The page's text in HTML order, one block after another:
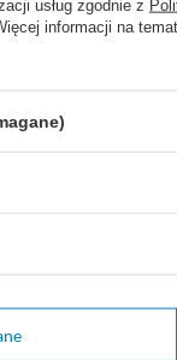
usług zgodnie z
informacji na